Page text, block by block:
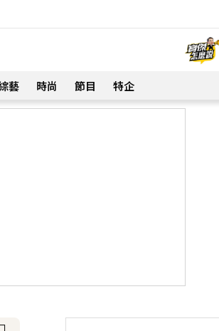
藝 時尚 節目 特企